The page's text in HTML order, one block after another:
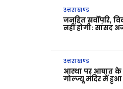
उत्तराखण्ड
जनहित सर्वोपरि,
नहीं होगी: सांसद
उत्तराखण्ड
आस्था पर आघात के
गोल्ज्यू मंदिर में